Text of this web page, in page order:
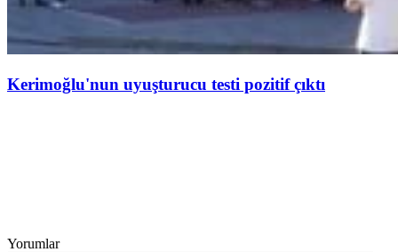
Kerimoğlu'nun uyuşturucu testi pozitif çıktı
Yorumlar